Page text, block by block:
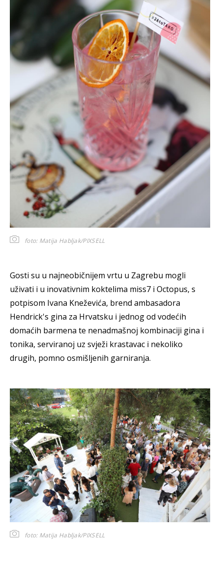
foto: Matija Habljak/PIXSELL
Gosti su u najneobičnijem vrtu u Zagrebu mogli
uživati i u inovativnim koktelima miss7 i Octopus, s
potpisom Ivana Kneževića, brend ambasadora
Hendrick's gina za Hrvatsku i jednog od vodećih
domaćih barmena te nenadmašnoj kombinaciji gina i
tonika, serviranoj uz svježi krastavac i nekoliko
drugih, pomno osmišljenih garniranja.
foto: Matija Habljak/PIXSELL